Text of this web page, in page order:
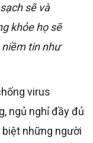
sẽ và
khỏe họ sẽ
tin như
ngủ nghỉ đầy đủ
những người